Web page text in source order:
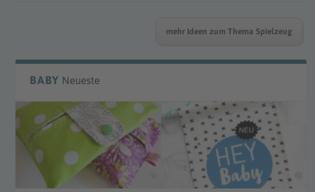
mehr Ideen zum Thema Spielzeug
BABY Neueste